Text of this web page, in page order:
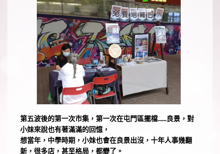
第五波後的第一次市集，第一次在屯門區擺檔......良景，對
小妹來說也有著滿滿的回憶，
想當年，中學時期，小妹也會在良景出沒，十年人事幾翻
新，很多店，甚至格局，都變了。